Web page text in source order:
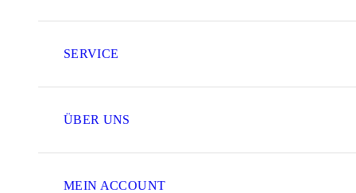
SERVICE
ÜBER UNS
MEIN ACCOUNT